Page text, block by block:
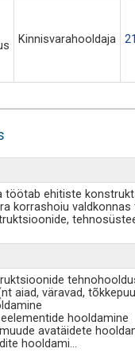
Kinnisvarahooldaja
töötab ehitiste
korrashoiu
aiad, väravad,
hooldamine
avatäidete
hooldami...